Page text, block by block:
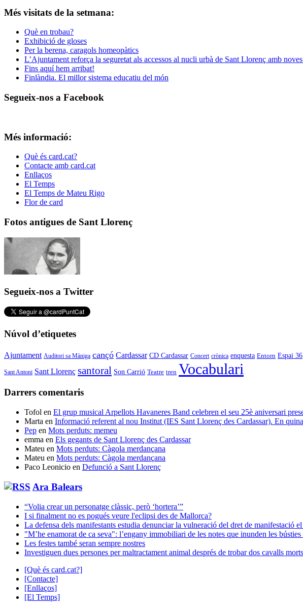
Més visitats de la setmana:
Què en trobau?
Exhibició de gloses
Per la berena, caragols homeopàtics
L’Ajuntament reforça la seguretat als accessos al nucli urbà de Sant Llorenç amb
Fins aquí hem arribat!
Finlàndia. El millor sistema educatiu del món
Segueix-nos a Facebook
Més informació:
Què és card.cat?
Contacte amb card.cat
Enllaços
El Temps
El Temps de Mateu Rigo
Flor de card
Fotos antigues de Sant Llorenç
Segueix-nos a Twitter
Núvol d’etiquetes
Ajuntament Auditori sa Màniga cançó Cardassar CD Cardassar Concert crònica enquesta Entorn Espai 36
Sant Antoni Sant Llorenç santoral Son Carrió Teatre tren Vocabulari
Darrers comentaris
Tofol en El grup musical Arpellots Havaneres Band celebren el seu 25è aniversari
Marta en Informació referent al nou Institut (IES Sant Llorenç des Cardassar). En
Pep en Mots perduts: memeu
emma en Els gegants de Sant Llorenç des Cardassar
Mateu en Mots perduts: Càgola merdançana
Mateu en Mots perduts: Càgola merdançana
Paco Leonicio en Defunció a Sant Llorenç
Ara Balears
“Volia crear un personatge clàssic, però ‘hortera’”
I si finalment no es pogués veure l'eclipsi des de Mallorca?
La defensa dels manifestants estudia denunciar la vulneració del dret de manifestació
"M’he enamorat de ca seva": l’engany immobiliari de les notes que inunden les bústies
Les festes també seran sempre nostres
Investiguen dues persones per maltractament animal després de trobar dos cavalls
[Què és card.cat?]
[Contacte]
[Enllaços]
[El Temps]